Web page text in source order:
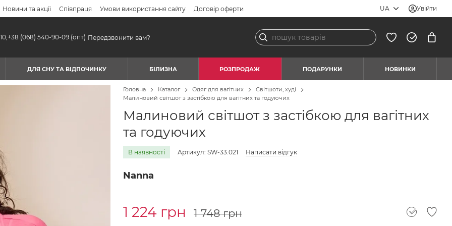
Новини та акції Співпраця Умови використання сайту Договір оферти UA Увійти
+38 (068) 540-90-09 (опт) Передзвонити вам?
ДЛЯ СНУ ТА ВІДПОЧИНКУ БІЛИЗНА РОЗПРОДАЖ ПОДАРУНКИ НОВИНКИ
Головна Каталог Одяг для вагітних
Світшоти, худі
Малиновий світшот з застібкою для вагітних та годуючих
Малиновий світшот з застібкою для вагітних
та годуючих
В наявності Артикул: SW-33.021 Написати відгук
Nanna
1 224 грн 1 748 грн